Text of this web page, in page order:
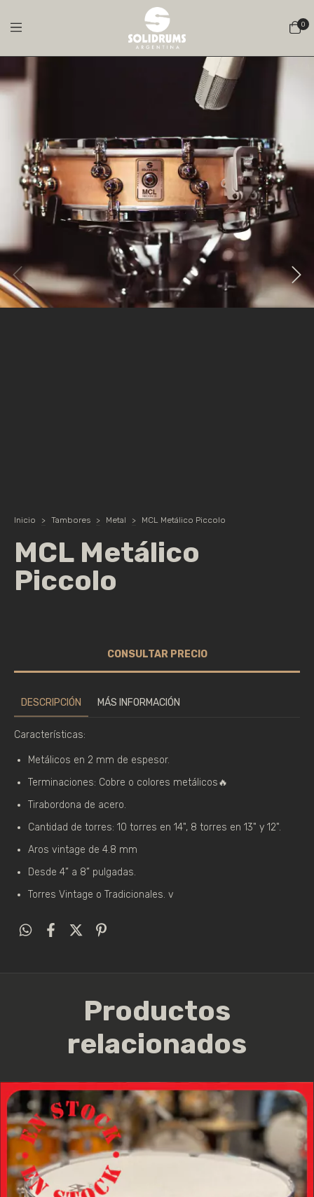
0
Inicio > Tambores > Metal > MCL Metálico Piccolo
MCL Metálico
Piccolo
DESCRIPCIÓN MÁS INFORMACIÓN
Características:
Metálicos en 2 mm de espesor.
Terminaciones: Cobre o colores metálicos🔥
Tirabordona de acero.
Cantidad de torres: 10 torres en 14", 8 torres en 13" y 12".
Aros vintage de 4.8 mm
Desde 4” a 8” pulgadas.
Torres Vintage o Tradicionales. v
Productos
relacionados